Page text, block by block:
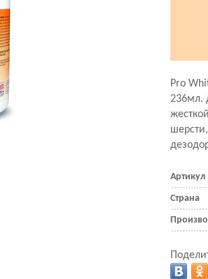
Pro
236мл.
Артикул
Страна